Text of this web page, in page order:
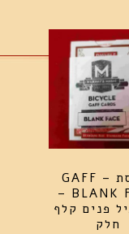
חפיסת GAFF –
BLANK FACE –
פנים קלף
חלק